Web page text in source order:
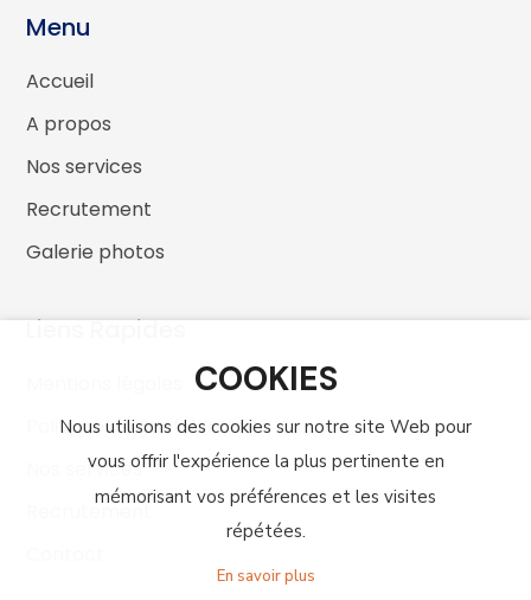
Menu
Accueil
A propos
Nos services
Recrutement
Galerie photos
Liens Rapides
Politique de confidentialité
Nos services
Recrutement
COOKIES
Nous utilisons des cookies sur notre site Web pour
vous offrir l'expérience la plus pertinente en
mémorisant vos préférences et les visites
répétées.
En savoir plus